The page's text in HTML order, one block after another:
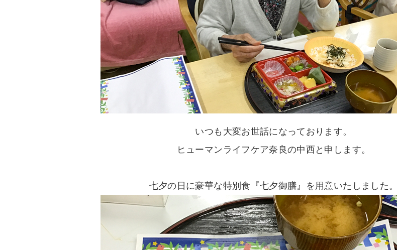
いつも大変お世話になっております。
ヒューマンライフケア奈良の中西と申します。
七夕の日に豪華な特別食『七夕御膳』を用意いたしました。